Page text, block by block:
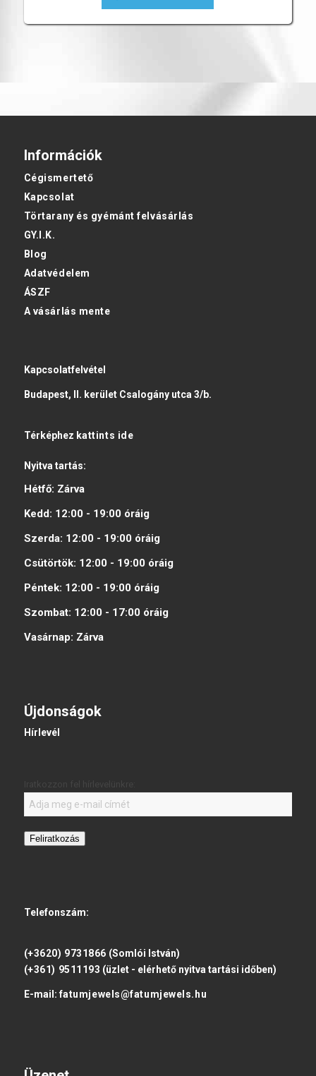
Információk
Cégismertető
Kapcsolat
Törtarany és gyémánt felvásárlás
GY.I.K.
Blog
Adatvédelem
ÁSZF
A vásárlás mente
Kapcsolatfelvétel
Budapest, II. kerület Csalogány utca 3/b.
Térképhez kattints ide
Nyitva tartás:
Hétfő: Zárva
Kedd: 12:00 - 19:00 óráig
Szerda: 12:00 - 19:00 óráig
Csütörtök: 12:00 - 19:00 óráig
Péntek: 12:00 - 19:00 óráig
Szombat: 12:00 - 17:00 óráig
Vasárnap: Zárva
Újdonságok
Hírlevél
Feliratkozás
Telefonszám:
(+3620) 9731866 (Somlói István)
(+361) 9511193 (üzlet - elérhető nyitva tartási időben)
E-mail: fatumjewels@fatumjewels.hu